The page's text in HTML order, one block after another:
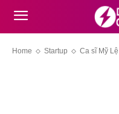
Home Startup Ca sĩ Mỹ